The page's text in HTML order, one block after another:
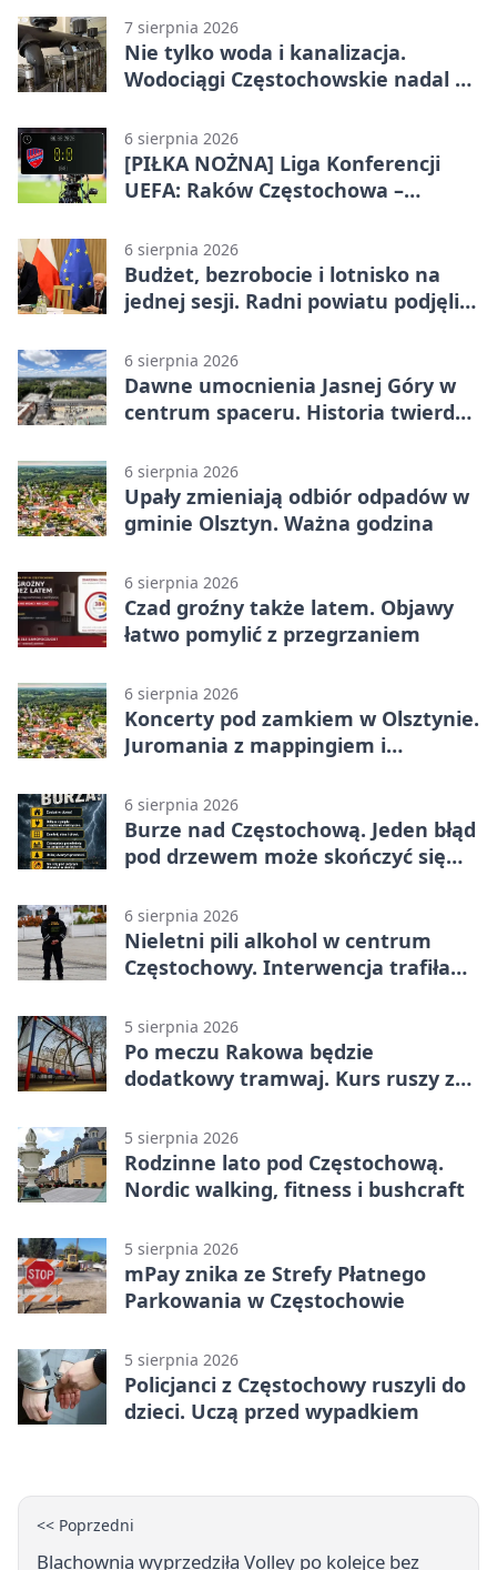
7 sierpnia 2026
Nie tylko woda i kanalizacja.
Wodociągi Częstochowskie nadal w
6 sierpnia 2026
[PIŁKA NOŻNA] Liga Konferencji
UEFA: Raków Częstochowa –
meczu III rundy eliminacji
6 sierpnia 2026
Budżet, bezrobocie i lotnisko na
jednej sesji. Radni powiatu podjęli
6 sierpnia 2026
Dawne umocnienia Jasnej Góry w
centrum spaceru. Historia twierdzy
6 sierpnia 2026
Upały zmieniają odbiór odpadów w
gminie Olsztyn. Ważna godzina
6 sierpnia 2026
Czad groźny także latem. Objawy
łatwo pomylić z przegrzaniem
6 sierpnia 2026
Koncerty pod zamkiem w Olsztynie.
Juromania z mappingiem i
6 sierpnia 2026
Burze nad Częstochową. Jeden błąd
pod drzewem może skończyć się
6 sierpnia 2026
Nieletni pili alkohol w centrum
Częstochowy. Interwencja trafiła
5 sierpnia 2026
Po meczu Rakowa będzie
dodatkowy tramwaj. Kurs ruszy ze
5 sierpnia 2026
Rodzinne lato pod Częstochową.
Nordic walking, fitness i bushcraft
5 sierpnia 2026
mPay znika ze Strefy Płatnego
Parkowania w Częstochowie
5 sierpnia 2026
Policjanci z Częstochowy ruszyli do
dzieci. Uczą przed wypadkiem
<< Poprzedni
Blachownia wyprzedziła Volley po kolejce bez